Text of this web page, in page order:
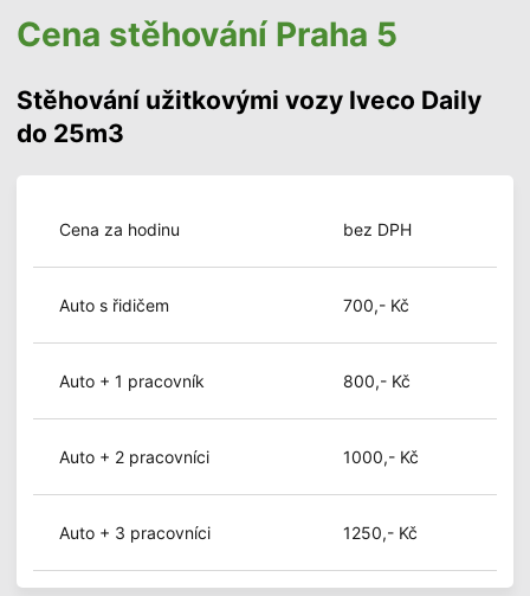
Cena stěhování Praha 5
Stěhování užitkovými vozy Iveco Daily
do 25m3
Cena za hodinu bez DPH
Auto s řidičem 700,- Kč
Auto + 1 pracovník 800,- Kč
Auto + 2 pracovníci 1000,- Kč
Auto + 3 pracovníci 1250,- Kč